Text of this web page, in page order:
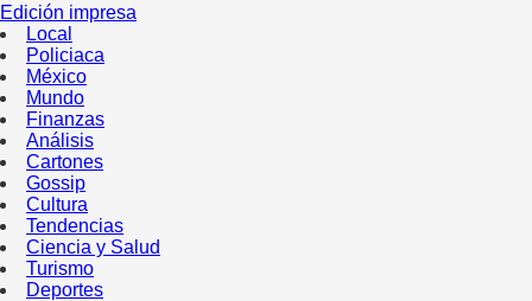
Edición impresa
Local
Policiaca
México
Mundo
Finanzas
Análisis
Cartones
Gossip
Cultura
Tendencias
Ciencia y Salud
Turismo
Deportes